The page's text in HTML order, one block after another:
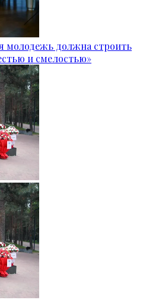
молодежь должна строить
и смелостью»